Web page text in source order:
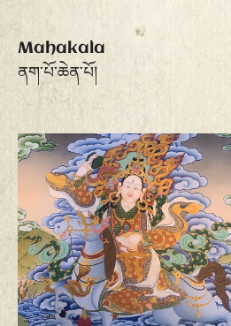
Mahakala
ནག་པོ་ཆེན་པོ།